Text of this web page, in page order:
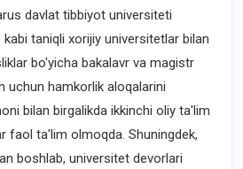
davlat tibbiyot universiteti
taniqli xorijiy universitetlar bilan
bo'yicha bakalavr va magistr
uchun hamkorlik aloqalarini
bilan birgalikda ikkinchi oliy ta'lim
faol ta'lim olmoqda. Shuningdek,
boshlab, universitet devorlari